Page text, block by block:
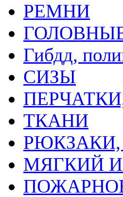
РЕМНИ
Гибдд,
СИЗЫ
ТКАНИ
РЮКЗАКИ,
МЯГКИЙ